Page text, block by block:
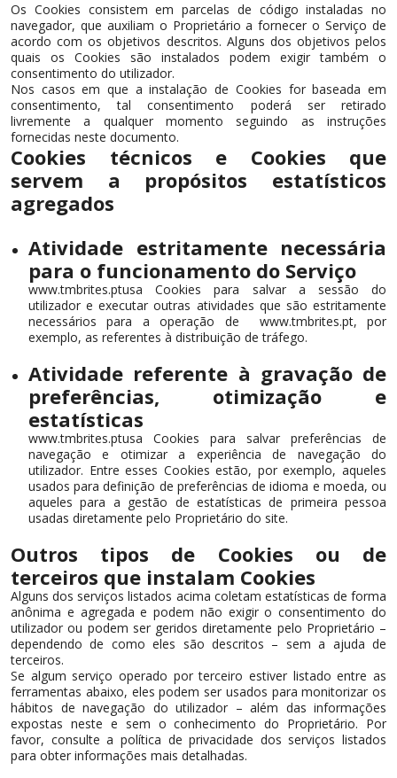
Os Cookies consistem em parcelas de código instaladas no
navegador, que auxiliam o Proprietário a fornecer o Serviço de
acordo com os objetivos descritos. Alguns dos objetivos pelos
quais os Cookies são instalados podem exigir também o
consentimento do utilizador.
Nos casos em que a instalação de Cookies for baseada em
consentimento, tal consentimento poderá ser retirado
livremente a qualquer momento seguindo as instruções
fornecidas neste documento.
Cookies técnicos e Cookies que
servem a propósitos estatísticos
agregados
Atividade estritamente necessária
para o funcionamento do Serviço
www.tmbrites.ptusa Cookies para salvar a sessão do
utilizador e executar outras atividades que são estritamente
necessários para a operação de www.tmbrites.pt, por
exemplo, as referentes à distribuição de tráfego.
Atividade referente à gravação de
preferências, otimização e
estatísticas
www.tmbrites.ptusa Cookies para salvar preferências de
navegação e otimizar a experiência de navegação do
utilizador. Entre esses Cookies estão, por exemplo, aqueles
usados para definição de preferências de idioma e moeda, ou
aqueles para a gestão de estatísticas de primeira pessoa
usadas diretamente pelo Proprietário do site.
Outros tipos de Cookies ou de
terceiros que instalam Cookies
Alguns dos serviços listados acima coletam estatísticas de forma
anônima e agregada e podem não exigir o consentimento do
utilizador ou podem ser geridos diretamente pelo Proprietário –
dependendo de como eles são descritos – sem a ajuda de
terceiros.
Se algum serviço operado por terceiro estiver listado entre as
ferramentas abaixo, eles podem ser usados para monitorizar os
hábitos de navegação do utilizador – além das informações
expostas neste e sem o conhecimento do Proprietário. Por
favor, consulte a política de privacidade dos serviços listados
para obter informações mais detalhadas.